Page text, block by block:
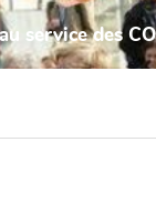
service des